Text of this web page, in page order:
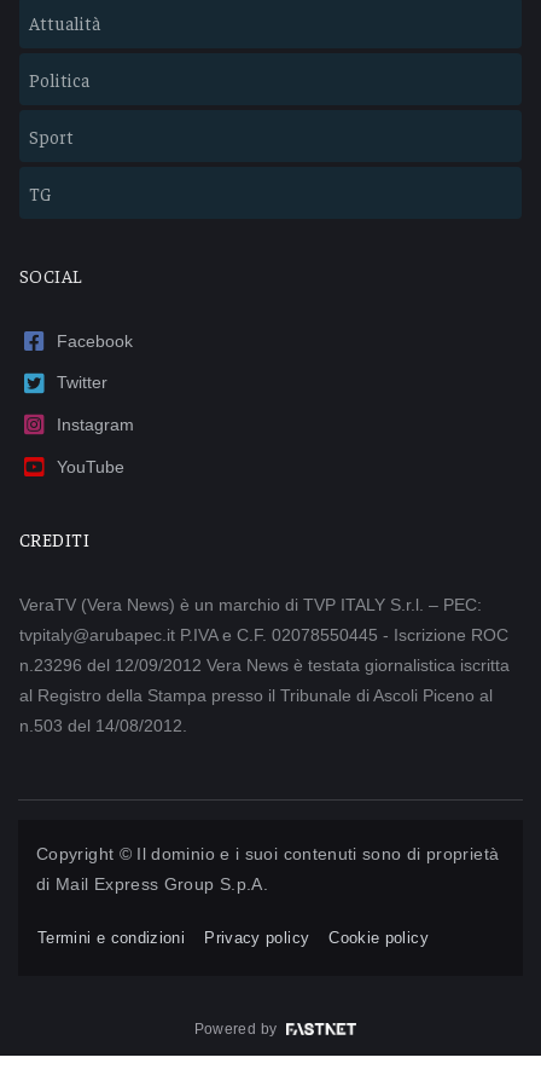
Attualità
Politica
Sport
TG
SOCIAL
Facebook
Twitter
Instagram
YouTube
CREDITI
VeraTV (Vera News) è un marchio di TVP ITALY S.r.l. – PEC:
tvpitaly@arubapec.it P.IVA e C.F. 02078550445 - Iscrizione ROC
n.23296 del 12/09/2012 Vera News è testata giornalistica iscritta
al Registro della Stampa presso il Tribunale di Ascoli Piceno al
n.503 del 14/08/2012.
Copyright © Il dominio e i suoi contenuti sono di proprietà
di Mail Express Group S.p.A.
Termini e condizioni Privacy policy Cookie policy
Powered by